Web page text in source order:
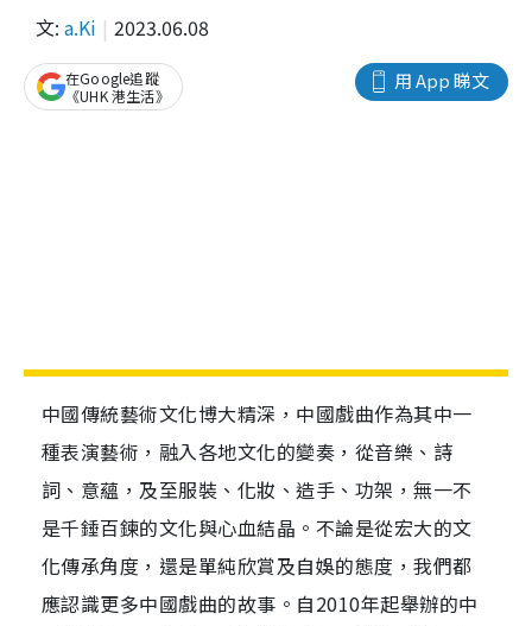
文: a.Ki 2023.06.08
用 App 睇文
在Google追蹤
《UHK 港生活》
中國傳統藝術文化博大精深，中國戲曲作為其中一
種表演藝術，融入各地文化的變奏，從音樂、詩
詞、意蘊，及至服裝、化妝、造手、功架，無一不
是千錘百鍊的文化與心血結晶。不論是從宏大的文
化傳承角度，還是單純欣賞及自娛的態度，我們都
應認識更多中國戲曲的故事。自2010年起舉辦的中